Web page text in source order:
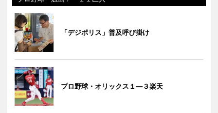
「デジポリス」普及呼び掛け
プロ野球・オリックス１―３楽天